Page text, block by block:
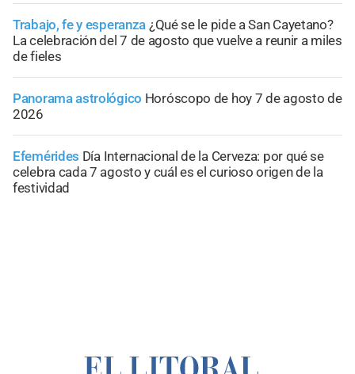
Trabajo, fe y esperanza ¿Qué se le pide a San Cayetano?
La celebración del 7 de agosto que vuelve a reunir a miles
de fieles
Panorama astrológico Horóscopo de hoy 7 de agosto de
2026
Efemérides Día Internacional de la Cerveza: por qué se
celebra cada 7 agosto y cuál es el curioso origen de la
festividad